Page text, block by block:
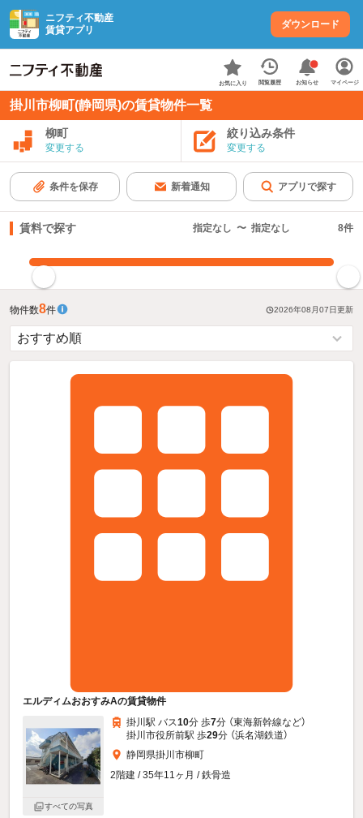
ニフティ不動産
賃貸アプリ
ダウンロード
お気に入り 閲覧履歴 お知らせ マイページ
掛川市柳町(静岡県)の賃貸物件一覧
柳町
変更する
絞り込み条件
変更する
条件を保存 新着通知 アプリで探す
賃料で探す 指定なし 〜 指定なし 8件
物件数8件 2026年08月07日更新
エルディムおおすみAの賃貸物件
すべての写真
掛川駅 バス10分 歩7分 （東海新幹線など）
掛川市役所前駅 歩29分 （浜名湖鉄道）
静岡県掛川市柳町
2階建 / 35年11ヶ月 / 鉄骨造